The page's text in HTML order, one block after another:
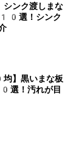
ンク渡しまな
10選！シンク
】黒いまな板
選！汚れが目